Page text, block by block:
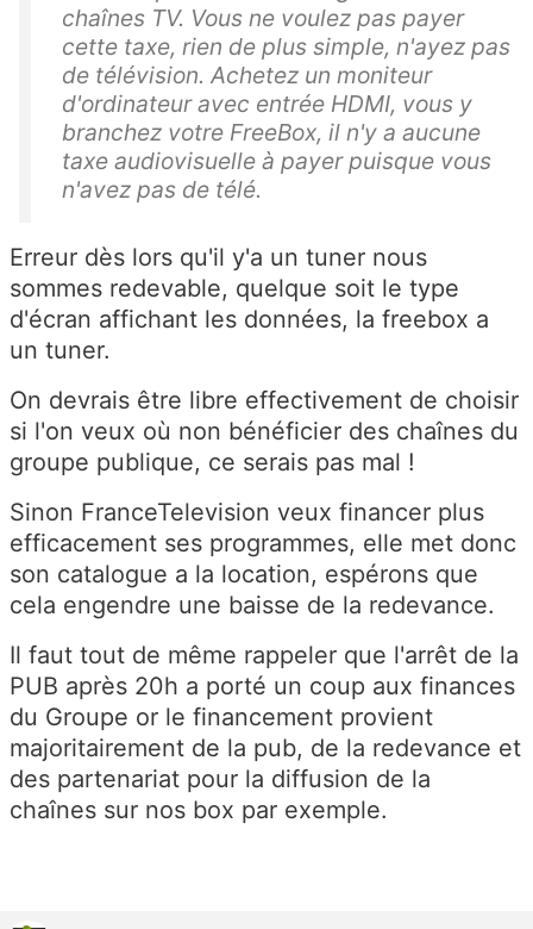
chaînes TV. Vous ne voulez pas payer
cette taxe, rien de plus simple, n'ayez pas
de télévision. Achetez un moniteur
d'ordinateur avec entrée HDMI, vous y
branchez votre FreeBox, il n'y a aucune
taxe audiovisuelle à payer puisque vous
n'avez pas de télé.
Erreur dès lors qu'il y'a un tuner nous
sommes redevable, quelque soit le type
d'écran affichant les données, la freebox a
un tuner.
On devrais être libre effectivement de choisir
si l'on veux où non bénéficier des chaînes du
groupe publique, ce serais pas mal !
Sinon FranceTelevision veux financer plus
efficacement ses programmes, elle met donc
son catalogue a la location, espérons que
cela engendre une baisse de la redevance.
Il faut tout de même rappeler que l'arrêt de la
PUB après 20h a porté un coup aux finances
du Groupe or le financement provient
majoritairement de la pub, de la redevance et
des partenariat pour la diffusion de la
chaînes sur nos box par exemple.